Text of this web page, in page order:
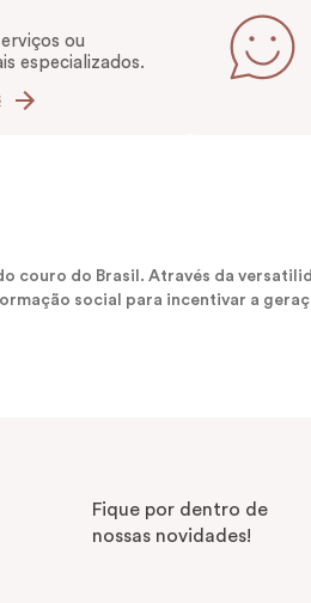
ou
especializados.
couro do Brasil. Através da
social para incentivar a
Fique por dentro de
nossas novidades!